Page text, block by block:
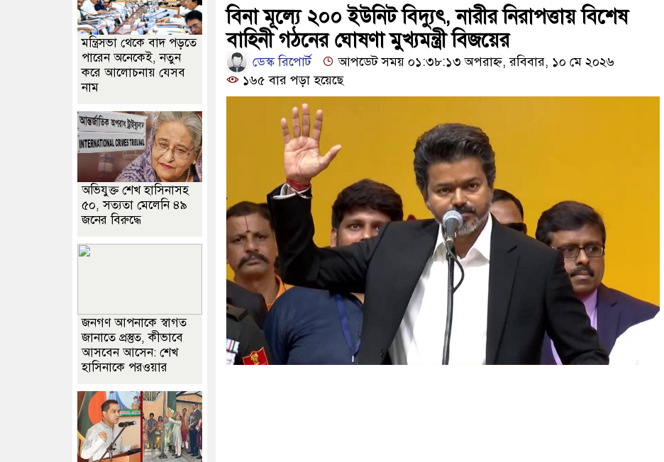
সব রেকর্ড মুছে ফেলা: শফিকুল আলম শিল্পীদের রাজনৈতিক পরিচয়ে বিচার করা উচিত নয়: হাসান
বিনা মূল্যে ২০০ ইউনিট বিদ্যুৎ, নারীর নিরাপত্তায় বিশেষ
বাহিনী গঠনের ঘোষণা মুখ্যমন্ত্রী বিজয়ের
ডেস্ক রিপোর্ট
আপডেট সময় ০১:৩৮:১৩ অপরাহ্ন, রবিবার, ১০ মে ২০২৬
১৬৫ বার পড়া হয়েছে
মন্ত্রিসভা থেকে বাদ পড়তে
পারেন অনেকেই, নতুন
করে আলোচনায় যেসব
নাম
অভিযুক্ত শেখ হাসিনাসহ
৫০, সত্যতা মেলেনি ৪৯
জনের বিরুদ্ধে
জনগণ আপনাকে স্বাগত
জানাতে প্রস্তুত, কীভাবে
আসবেন আসেন: শেখ
হাসিনাকে পরওয়ার